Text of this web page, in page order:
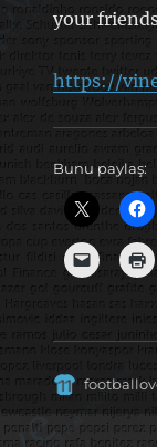
your
https://
Bunu paylaş:
Yazar